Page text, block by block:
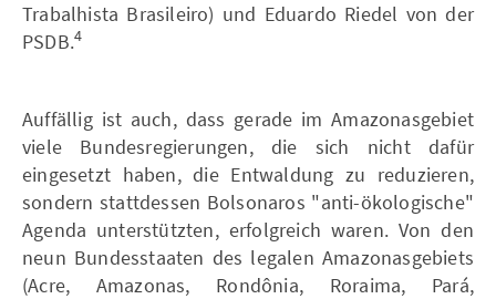
Trabalhista Brasileiro) und Eduardo Riedel von der
PSDB.4
Auffällig ist auch, dass gerade im Amazonasgebiet
viele Bundesregierungen, die sich nicht dafür
eingesetzt haben, die Entwaldung zu reduzieren,
sondern stattdessen Bolsonaros "anti-ökologische"
Agenda unterstützten, erfolgreich waren. Von den
neun Bundesstaaten des legalen Amazonasgebiets
(Acre, Amazonas, Rondônia, Roraima, Pará,